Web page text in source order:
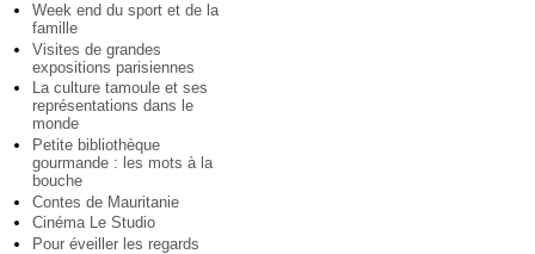
Week end du sport et de la
famille
Visites de grandes
expositions parisiennes
La culture tamoule et ses
représentations dans le
monde
Petite bibliothèque
gourmande : les mots à la
bouche
Contes de Mauritanie
Cinéma Le Studio
Pour éveiller les regards